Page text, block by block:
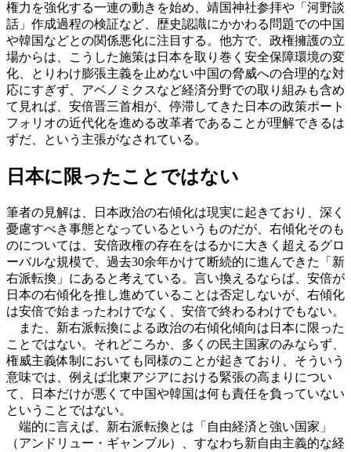
権力を強化する一連の動きを始め、靖国神社参拝や「河野談
話」作成過程の検証など、歴史認識にかかわる問題での中国
や韓国などとの関係悪化に注目する。他方で、政権擁護の立
場からは、こうした施策は日本を取り巻く安全保障環境の変
化、とりわけ膨張主義を止めない中国の脅威への合理的な対
応にすぎず、アベノミクスなど経済分野での取り組みも含め
て見れば、安倍晋三首相が、停滞してきた日本の政策ポート
フォリオの近代化を進める改革者であることが理解できるは
ずだ、という主張がなされている。
日本に限ったことではない
筆者の見解は、日本政治の右傾化は現実に起きており、深く
憂慮すべき事態となっているというものだが、右傾化そのも
のについては、安倍政権の存在をはるかに大きく超えるグロ
ーバルな規模で、過去30余年かけて断続的に進んできた「新
右派転換」にあると考えている。言い換えるならば、安倍が
日本の右傾化を推し進めていることは否定しないが、右傾化
は安倍で始まったわけでなく、安倍で終わるわけでもない。
また、新右派転換による政治の右傾化傾向は日本に限った
ことではない。それどころか、多くの民主国家のみならず、
権威主義体制においても同様のことが起きており、そういう
意味では、例えば北東アジアにおける緊張の高まりについ
て、日本だけが悪くて中国や韓国は何も責任を負っていない
ということではない。
端的に言えば、新右派転換とは「自由経済と強い国家」
（アンドリュー・ギャンブル）、すなわち新自由主義的な経